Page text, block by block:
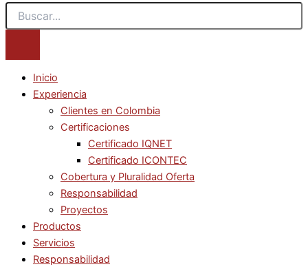
Inicio
Experiencia
Clientes en Colombia
Certificaciones
Certificado IQNET
Certificado ICONTEC
Cobertura y Pluralidad Oferta
Responsabilidad
Proyectos
Productos
Servicios
Responsabilidad